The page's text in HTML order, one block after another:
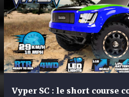
Vyper SC : le short course